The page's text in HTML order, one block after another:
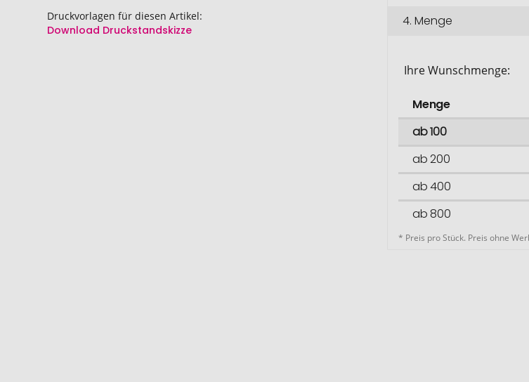
Druckvorlagen für diesen Artikel:
Download Druckstandskizze
4.Menge
Ihre Wunschmenge:
Menge
ab 100
ab 200
ab 400
ab 800
* Preis pro Stück. Preis ohne